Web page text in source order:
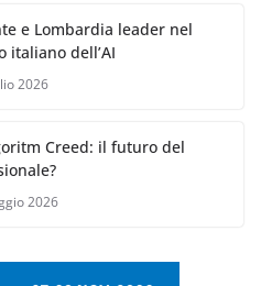
e Lombardia leader nel
italiano dell’AI
2026
Creed: il futuro del
2026